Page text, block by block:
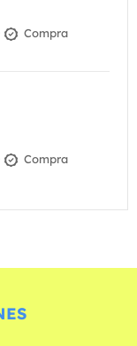
Compra
Compra